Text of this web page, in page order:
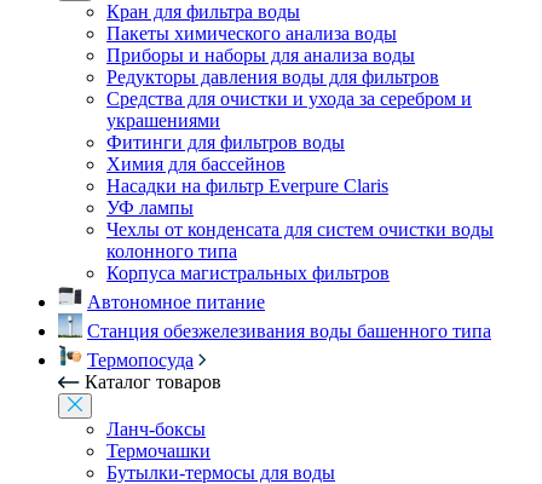
Кран для фильтра воды
Пакеты химического анализа воды
Приборы и наборы для анализа воды
Редукторы давления воды для фильтров
Средства для очистки и ухода за серебром и
украшениями
Фитинги для фильтров воды
Химия для бассейнов
Насадки на фильтр Everpure Claris
УФ лампы
Чехлы от конденсата для систем очистки воды
колонного типа
Корпуса магистральных фильтров
Автономное питание
Станция обезжелезивания воды башенного типа
Термопосуда
Каталог товаров
Ланч-боксы
Термочашки
Бутылки-термосы для воды